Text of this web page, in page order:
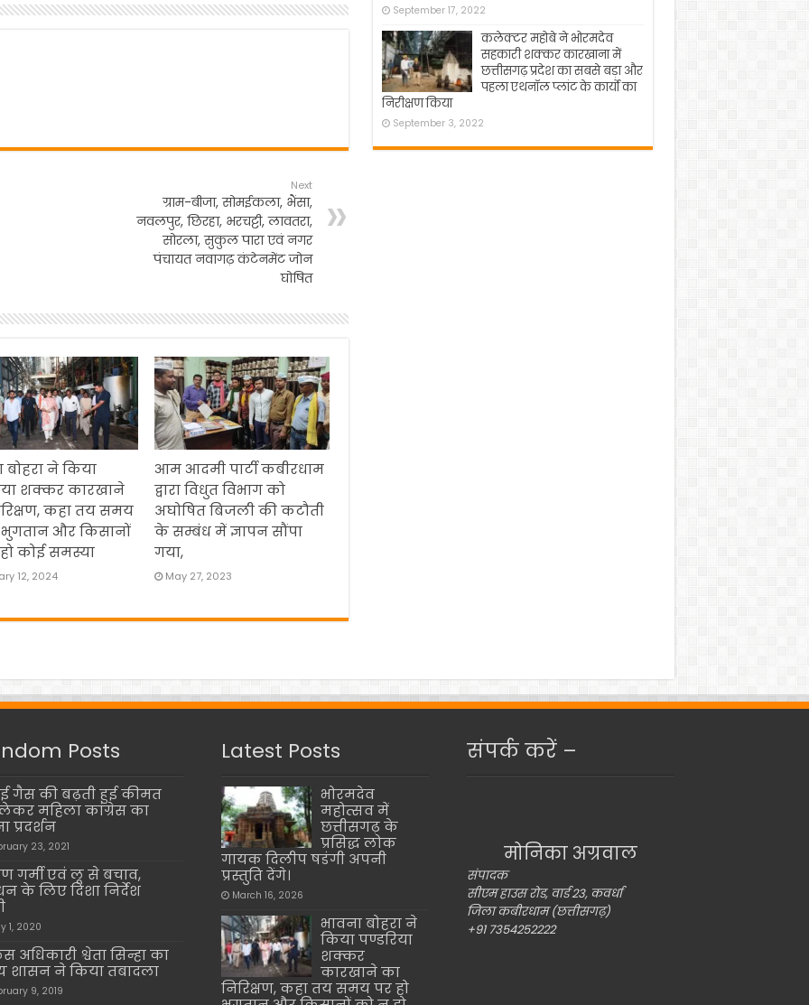
Next
ग्राम-बीजा, सोमईकला, भैंसा,
नवलपुर, छिरहा, भरचट्टी, लावतरा,
सोरला, सुकुल पारा एवं नगर
पंचायत नवागढ़ कंटेनमेंट जोन
घोषित
बोहरा ने किया
शक्कर कारखाने
कहा तय समय
भुगतान और किसानों
कोई समस्या
12, 2024
आम आदमी पार्टी कबीरधाम
द्वारा विधुत विभाग को
अघोषित बिजली की कटौती
के सम्बंध में ज्ञापन सौंपा
गया,
May 27, 2023
September 17, 2022
कलेक्टर महोबे ने भोरमदेव
सहकारी शक्कर कारखाना में
छत्तीसगढ़ प्रदेश का सबसे बड़ा और
पहला एथनॉल प्लांट के कार्यो का
निरीक्षण किया
September 3, 2022
Posts
गैस की बढ़ती हुई कीमत
महिला कांग्रेस का
प्रदर्शन
23, 2021
गर्मी एवं लू से बचाव,
के लिए दिशा निर्देश
1, 2020
अधिकारी श्वेता सिन्हा का
शासन ने किया तबादला
9, 2019
Latest Posts
भोरमदेव
महोत्सव में
छत्तीसगढ़ के
प्रसिद्ध लोक
गायक दिलीप षडंगी अपनी
प्रस्तुति देंगे।
March 16, 2026
भावना बोहरा ने
किया पण्डरिया
शक्कर
कारखाने का
निरिक्षण, कहा तय समय पर हो
संपर्क करें –
मोनिका अग्रवाल
संपादक
सीएम हाउस रोड, वार्ड 23, कवर्धा
जिला कबीरधाम (छत्तीसगढ़)
+91 7354252222